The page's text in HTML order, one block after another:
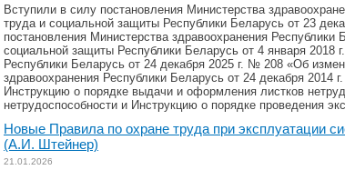
Вступили в силу постановления Министерства
труда и социальной защиты Республики Беларусь от 23
постановления Министерства здравоохранения
социальной защиты Республики Беларусь от 4 января 2018
Республики Беларусь от 24 декабря 2025 г. № 208 «Об
здравоохранения Республики Беларусь от 24 декабря
Инструкцию о порядке выдачи и оформления листков
нетрудоспособности и Инструкцию о порядке проведения
Новые Правила по охране труда при эксплуатации
(А.И. Штейнер)
21.01.2026